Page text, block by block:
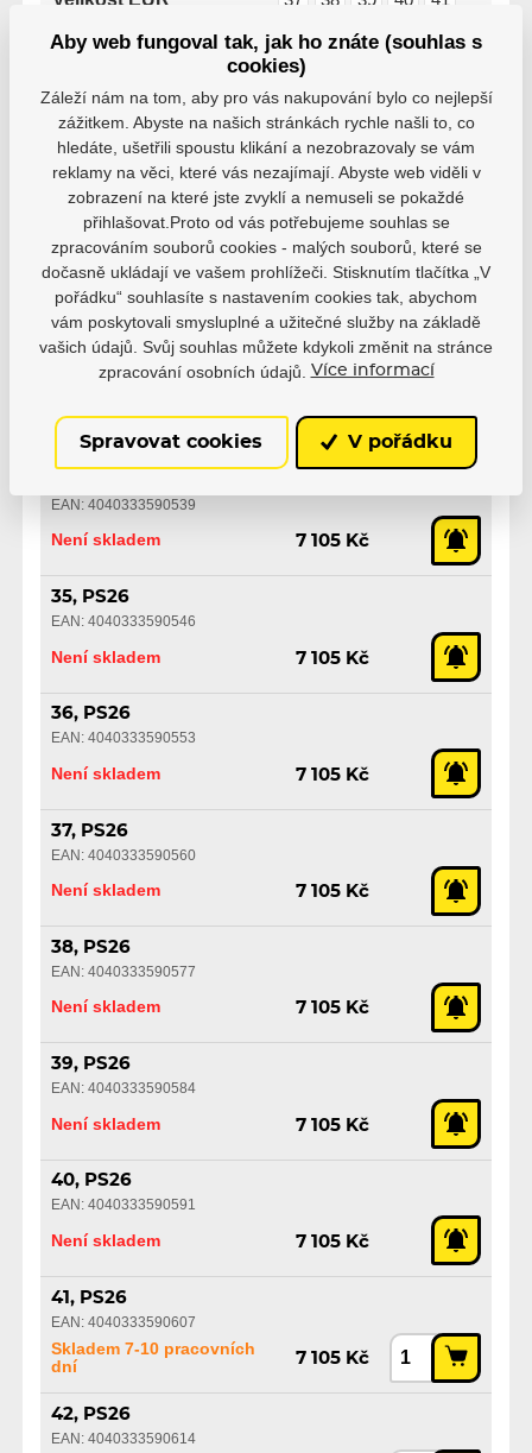
42
43 44
Varianty
32, PS26
EAN: 4040333590515
Není skladem 7 105 Kč
Není skladem 7 105 Kč
EAN: 4040333590539
Není skladem 7 105 Kč
35, PS26
EAN: 4040333590546
Není skladem 7 105 Kč
36, PS26
EAN: 4040333590553
Není skladem 7 105 Kč
37, PS26
EAN: 4040333590560
Není skladem 7 105 Kč
38, PS26
EAN: 4040333590577
Není skladem 7 105 Kč
39, PS26
EAN: 4040333590584
Není skladem 7 105 Kč
40, PS26
EAN: 4040333590591
Není skladem 7 105 Kč
41, PS26
EAN: 4040333590607
Skladem 7-10 pracovních
dní
7 105 Kč
42, PS26
EAN: 4040333590614
Aby web fungoval tak, jak ho znáte (souhlas s
cookies)
Záleží nám na tom, aby pro vás nakupování bylo co nejlepší
zážitkem. Abyste na našich stránkách rychle našli to, co
hledáte, ušetřili spoustu klikání a nezobrazovaly se vám
reklamy na věci, které vás nezajímají. Abyste web viděli v
zobrazení na které jste zvyklí a nemuseli se pokaždé
přihlašovat.Proto od vás potřebujeme souhlas se
zpracováním souborů cookies - malých souborů, které se
dočasně ukládají ve vašem prohlížeči. Stisknutím tlačítka „V
pořádku“ souhlasíte s nastavením cookies tak, abychom
vám poskytovali smysluplné a užitečné služby na základě
vašich údajů. Svůj souhlas můžete kdykoli změnit na stránce
zpracování osobních údajů.
Více informací
Spravovat cookies V pořádku